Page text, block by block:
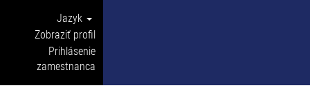
Jazyk
Zobraziť profil
Prihlásenie
zamestnanca